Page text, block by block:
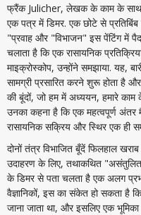
फ्रैंक Julicher, लेखक के काम के साथ
एक पत्र में डिमर. एक छोटे से
"प्रवाह और "विभाजन" इस पेंटिंग में
चलाता है कि एक रासायनिक
माइक्रोस्कोप, उन्होंने समझाया. यह,
सामग्री प्रसारित करने शुरू होता है
की बूंदों, जो हम में अध्ययन, हमारे
उनका कहना है कि एक महत्वपूर्ण
रासायनिक सक्रिय और स्थिर एक ही
दोनों तंत्र विभाजित बूँदें फिलहाल
उदाहरण के लिए, तथाकथित
के डिमर से पता चलता है एक अलग
वैज्ञानिकों, इस का संकेत हो सकता है
जाना जाता था, और इसलिए एक